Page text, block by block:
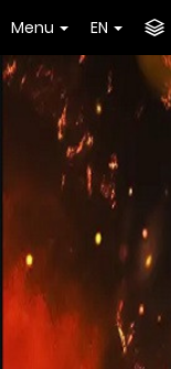
Menu EN